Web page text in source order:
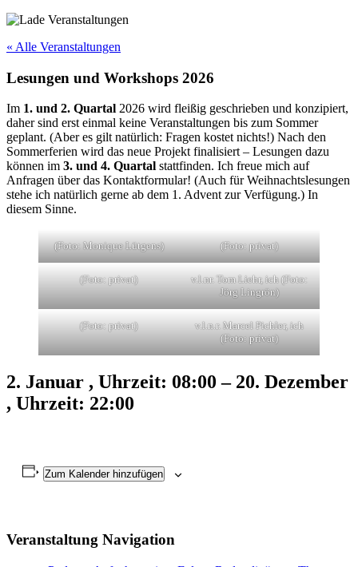
« Alle Veranstaltungen
Lesungen und Workshops 2026
Im 1. und 2. Quartal 2026 wird fleißig geschrieben und konzipiert,
daher sind erst einmal keine Veranstaltungen bis zum Sommer
geplant. (Aber es gilt natürlich: Fragen kostet nichts!) Nach den
Sommerferien wird das neue Projekt finalisiert – Lesungen dazu
können im 3. und 4. Quartal stattfinden. Ich freue mich auf
Anfragen über das Kontaktformular! (Auch für Weihnachtslesungen
stehe ich natürlich gerne ab dem 1. Advent zur Verfügung.) In
diesem Sinne.
(Foto: Monique Lütgens) (Foto: privat)
(Foto: privat)
v.l.nr. Tom Liehr, ich (Foto:
Jörg Lingrön)
(Foto: privat)
v.l.n.r. Marcel Pichler, ich
(Foto: privat)
2. Januar , Uhrzeit: 08:00– 20. Dezember
, Uhrzeit: 22:00
Zum Kalender hinzufügen
Veranstaltung Navigation